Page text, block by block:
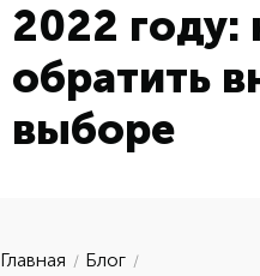
2022 году:
обратить
выборе
Главная
Блог